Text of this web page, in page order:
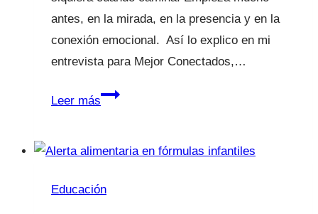
antes, en la mirada, en la presencia y en la
conexión emocional. Así lo explico en mi
entrevista para Mejor Conectados,…
Leer másEducar
la
Educación